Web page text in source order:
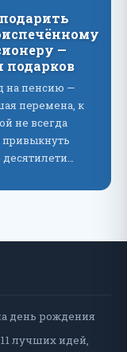
—
подарков
на пенсию —
перемена, к
не всегда
привыкнуть
десятилети…
день рождения
лучших идей,